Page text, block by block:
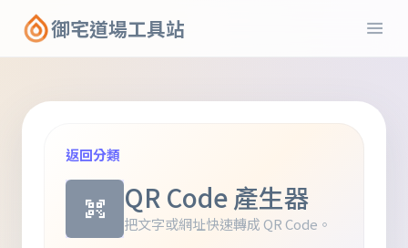
御宅道場工具站
返回分類
QR Code 產生器
把文字或網址快速轉成 QR Code。